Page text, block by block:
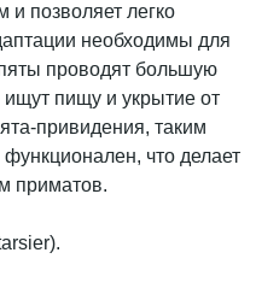
и позволяет легко
необходимы для
проводят большую
ищут пищу и укрытие от
привидения, таким
что делает
приматов.